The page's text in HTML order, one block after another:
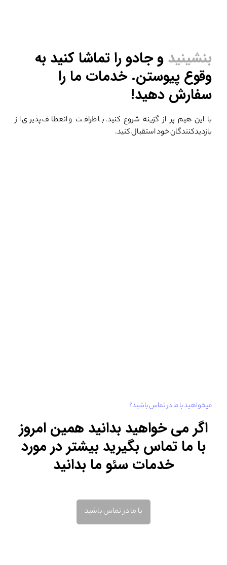
بنشینید و جادو را تماشا کنید به
وقوع پیوستن. خدمات ما را
سفارش دهید!
با این هیم پر از گزینه شروع کنید.با ظرافت و انعطاف پذیری از
بازدیدکنندگان خود استقبال کنید.
میخواهید با ما در تماس باشید؟
اگر می خواهید بدانید همین امروز
با ما تماس بگیرید بیشتر در مورد
خدمات سئو ما بدانید
با ما در تماس باشید